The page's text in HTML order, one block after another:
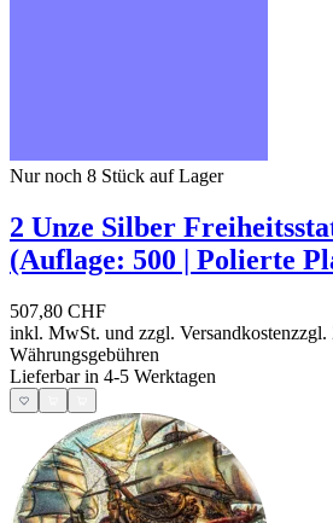
Nur noch 8 Stück auf Lager
2 Unze Silber
(Auflage: 500 | Polierte
507,80 CHF
inkl. MwSt. und zzgl. Versandkostenzzgl.
Währungsgebühren
Lieferbar in 4-5 Werktagen